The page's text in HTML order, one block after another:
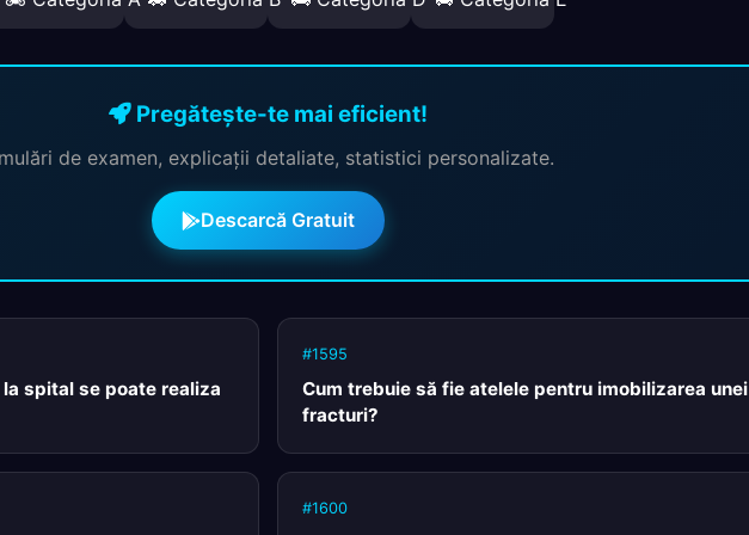
Pregătește-te mai eficient!
de examen, explicații detaliate, statistici personalizate.
Descarcă Gratuit
spital se poate realiza
#1595
Cum trebuie să fie atelele pentru imobilizarea unei
fracturi?
#1600